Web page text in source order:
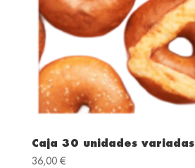
Caja 30 unidades variadas
36,00 €